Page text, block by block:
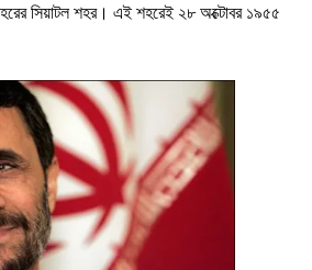
সিয়াটল শহর। এই শহরেই ২৮ অক্টোবর ১৯৫৫